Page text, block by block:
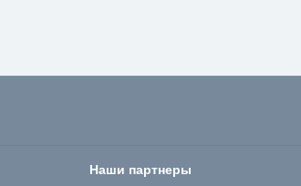
Наши партнеры